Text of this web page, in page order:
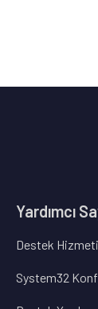
Yardımcı
Destek Hizmeti
System32